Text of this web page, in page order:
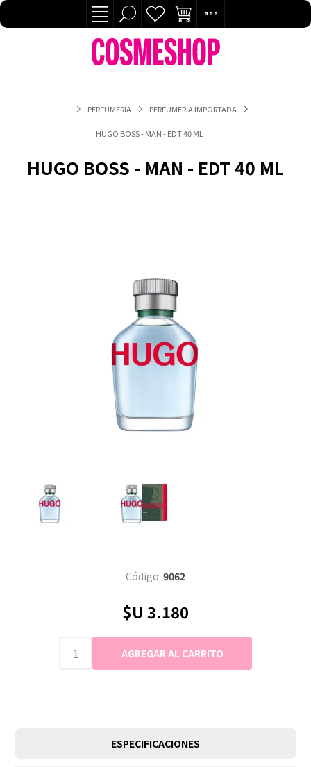
PERFUMERÍA PERFUMERÍA IMPORTADA
HUGO BOSS - MAN - EDT 40 ML
HUGO BOSS - MAN - EDT 40 ML
Código: 9062
$U 3.180
ESPECIFICACIONES